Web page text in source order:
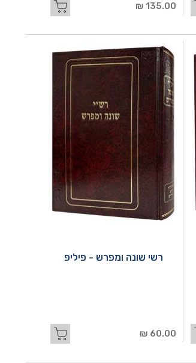
135.00 ₪
רשי שונה ומפרש - פיליפ
60.00 ₪